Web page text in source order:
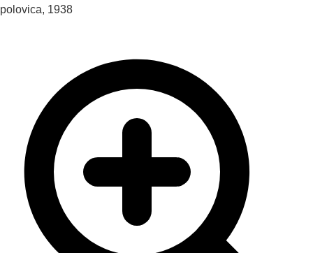
polovica, 1938